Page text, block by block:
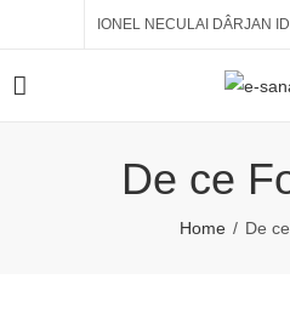
IONEL NECULAI DÂRJAN
De ce
Home De